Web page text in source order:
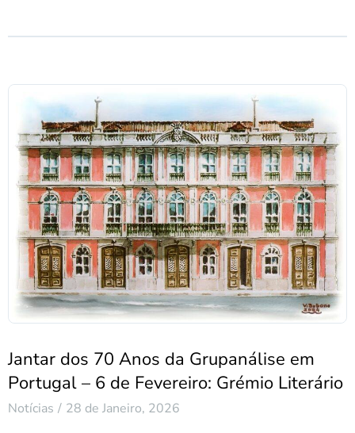
Jantar dos 70 Anos da Grupanálise em
Portugal – 6 de Fevereiro: Grémio Literário
Notícias 28 de Janeiro, 2026